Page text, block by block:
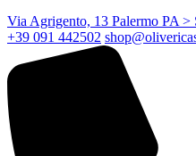
Via Agrigento, 13 Palermo PA >
+39 091 442502